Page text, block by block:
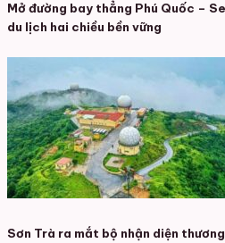
Mở đường bay thẳng Phú Quốc –
du lịch hai chiều bền vững
Sơn Trà ra mắt bộ nhận diện